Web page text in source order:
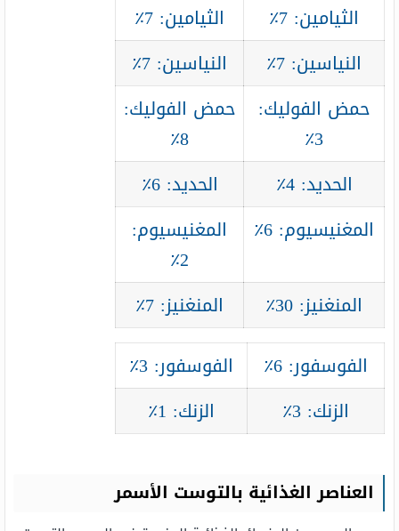
الثيامين: 7٪
الثيامين: 7٪
النياسين: 7٪
النياسين: 7٪
حمض الفوليك:
3٪
حمض الفوليك:
8٪
الحديد: 4٪
الحديد: 6٪
المغنيسيوم: 6٪
المغنيسيوم:
2٪
المنغنيز: 30٪
المنغنيز: 7٪
الفوسفور: 6٪
الفوسفور: 3٪
الزنك: 3٪
الزنك: 1٪
العناصر الغذائية بالتوست الأسمر